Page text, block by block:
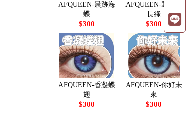
AFQUEEN-晨跡海
蝶
$300
AFQUEEN-野蠻生
長綠
$300
AFQUEEN-香凝蝶
翅
$300
AFQUEEN-你好未
來
$300